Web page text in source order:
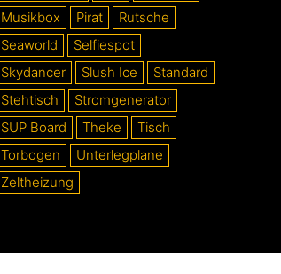
Musikbox
Pirat
Rutsche
Seaworld
Selfiespot
Skydancer
Slush Ice
Standard
Stehtisch
Stromgenerator
SUP Board
Theke
Tisch
Torbogen
Unterlegplane
Zeltheizung